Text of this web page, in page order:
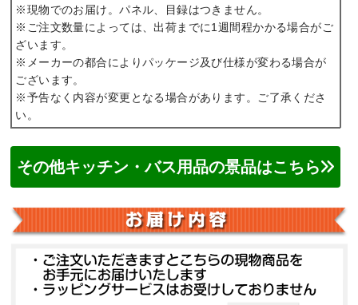
※現物でのお届け。パネル、目録はつきません。
※ご注文数量によっては、出荷までに1週間程かかる場合がご
ざいます。
※メーカーの都合によりパッケージ及び仕様が変わる場合が
ございます。
※予告なく内容が変更となる場合があります。ご了承くださ
い。
その他キッチン・バス用品の景品はこちら